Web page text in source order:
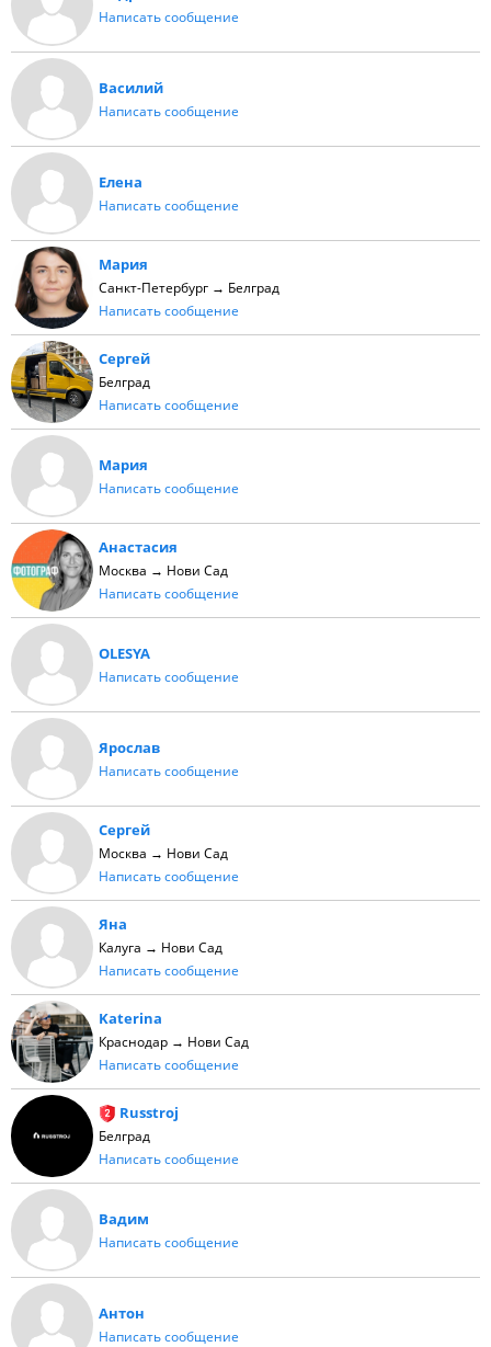
Написать сообщение
Василий
Написать сообщение
Елена
Написать сообщение
Мария
Санкт-Петербург → Белград
Написать сообщение
Сергей
Белград
Написать сообщение
Мария
Написать сообщение
Анастасия
Москва → Нови Сад
Написать сообщение
OLESYA
Написать сообщение
Ярослав
Написать сообщение
Сергей
Москва → Нови Сад
Написать сообщение
Яна
Калуга → Нови Сад
Написать сообщение
Katerina
Краснодар → Нови Сад
Написать сообщение
Russtroj
Белград
Написать сообщение
Вадим
Написать сообщение
Антон
Написать сообщение